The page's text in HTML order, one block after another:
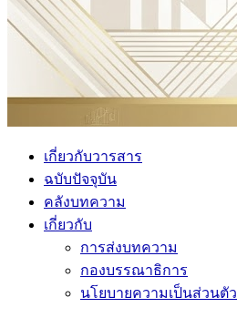
เกี่ยวกับวารสาร
ฉบับปัจจุบัน
คลังบทความ
เกี่ยวกับ
การส่งบทความ
กองบรรณาธิการ
นโยบายความเป็นส่วนตัว